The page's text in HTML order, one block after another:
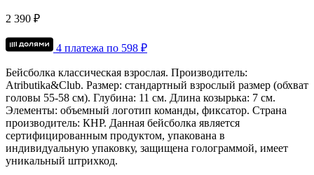
2 390 ₽
4 платежа по 598 ₽
Бейсболка классическая взрослая. Производитель:
Atributika&Club. Размер: стандартный взрослый размер (обхват
головы 55-58 см). Глубина: 11 см. Длина козырька: 7 см.
Элементы: объемный логотип команды, фиксатор. Страна
производитель: КНР. Данная бейсболка является
сертифицированным продуктом, упакована в
индивидуальную упаковку, защищена голограммой, имеет
уникальный штрихкод.